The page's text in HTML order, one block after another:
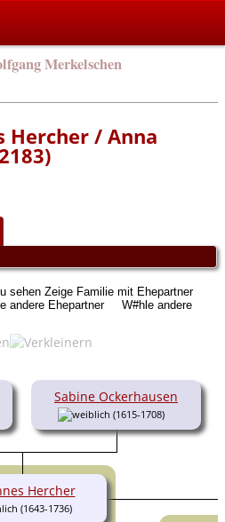
Merkelschen
Hercher / Anna
sehen Zeige Familie mit Ehepartner
andere Ehepartner
W#hle andere
Sabine Ockerhausen
(1615-1708)
Hercher
(1643-1736)